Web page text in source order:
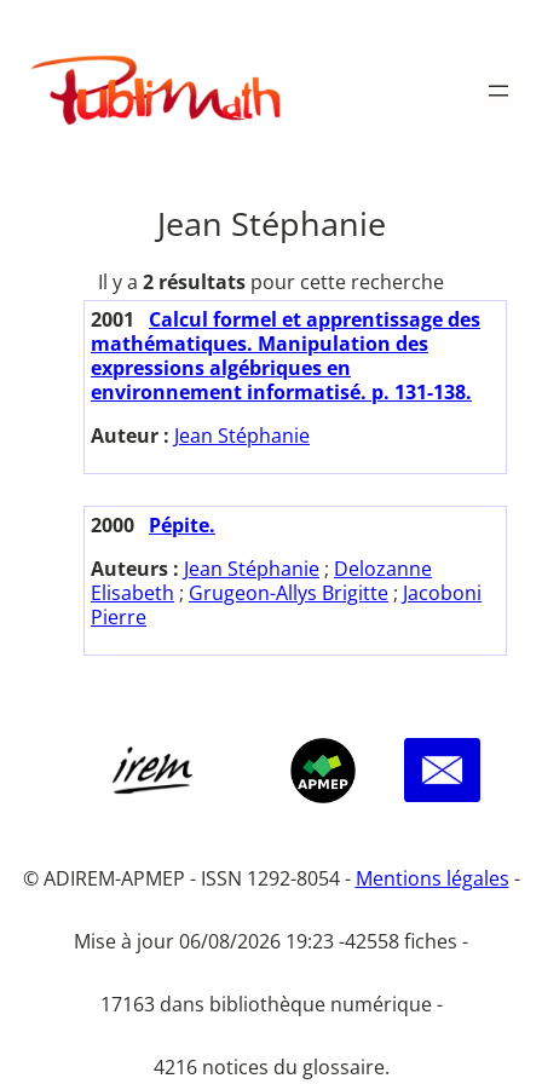
contenu
Publimath
Jean Stéphanie
Il y a 2 résultats pour cette recherche
2001
Calcul formel et apprentissage des
mathématiques. Manipulation des
expressions algébriques en
environnement informatisé. p. 131-138.
Auteur : Jean Stéphanie
2000 Pépite.
Auteurs : Jean Stéphanie ; Delozanne
Elisabeth ; Grugeon-Allys Brigitte ; Jacoboni
Pierre
© ADIREM-APMEP - ISSN 1292-8054 - Mentions légales -
Mise à jour 06/08/2026 19:23 -42558 fiches -
17163 dans bibliothèque numérique -
4216 notices du glossaire.